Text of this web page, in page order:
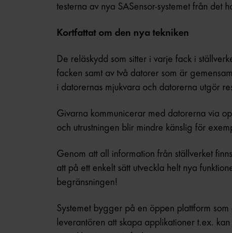
testerna av nya SASensor-systemet från det
Kortfattat om den nya tekniken
De reläskydd som sitter i varje fack i
facken samt av två datorer som är
i datorernas mjukvara och datorerna utgör
Givarna kommunicerar med datorerna via
och utrustningen blir mindre känslig för
Genom att all information från ställverket
att på ett enkelt sätt utveckla helt nya
begränsningen!
Systemet bygger på en öppen plattform
leverantören att skapa applikationer t.ex.